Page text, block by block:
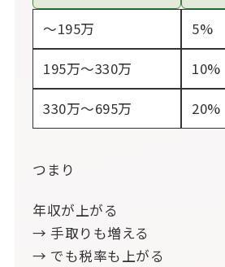
～195万 5%
195万～330万 10%
330万～695万 20%
つまり
年収が上がる
→ 手取りも増える
→ でも税率も上がる